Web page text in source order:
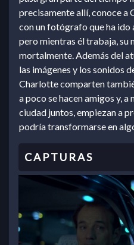
precisamente allí, conoce a
con un fotógrafo que ha ido
pero mientras él trabaja, su
mortalmente. Además del
las imágenes y los sonidos
Charlotte comparten
a poco se hacen amigos y,
ciudad juntos, empiezan a
podría transformarse en